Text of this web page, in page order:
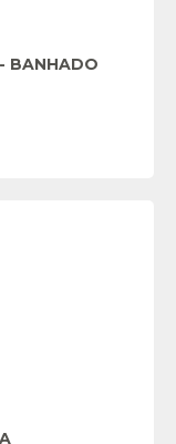
BANHADO